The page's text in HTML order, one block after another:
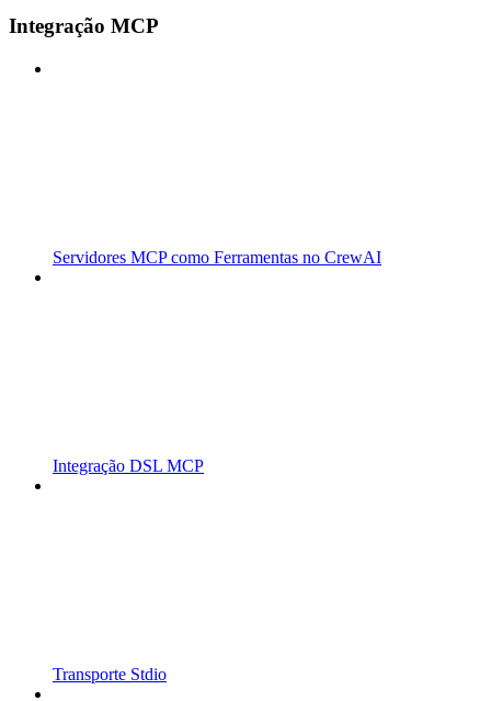
Integração MCP
Servidores MCP como Ferramentas no CrewAI
Integração DSL MCP
Transporte Stdio